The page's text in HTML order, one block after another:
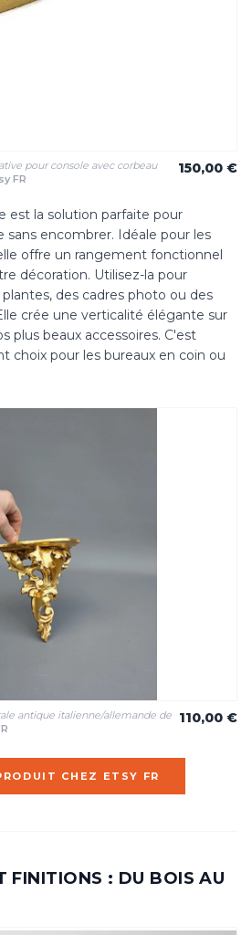
pour console avec corbeau
FR
150,00 €
est la solution parfaite pour
sans encombrer. Idéale pour les
offre un rangement fonctionnel
décoration. Utilisez-la pour
des cadres photo ou des
crée une verticalité élégante sur
plus beaux accessoires. C'est
choix pour les bureaux en coin ou
antique italienne/allemande de
110,00 €
CHEZ ETSY FR
FINITIONS : DU BOIS AU